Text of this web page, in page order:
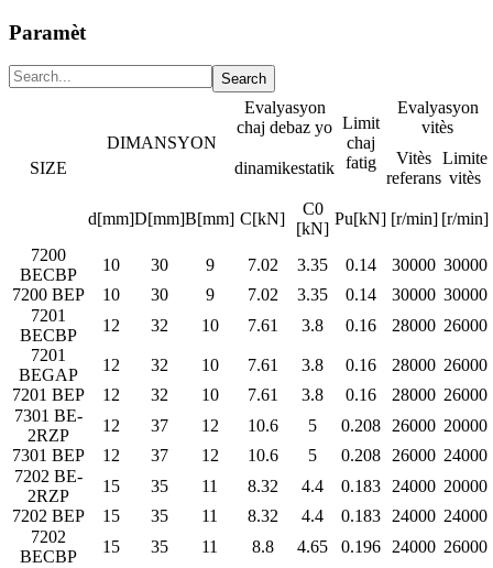
Paramèt
SIZE
DIMANSYON
Evalyasyon
chaj debaz yo Limit
chaj
fatig
Evalyasyon
vitès
dinamikestatik
Vitès
referans
Limite
vitès
d[mm]D[mm]B[mm] C[kN]
C0
[kN]
Pu[kN] [r/min] [r/min]
7200
BECBP
10 30 9 7.02 3.35 0.14 30000 30000
7200 BEP
10 30 9 7.02 3.35 0.14 30000 30000
7201
BECBP
12 32 10 7.61 3.8 0.16 28000 26000
7201
BEGAP
12 32 10 7.61 3.8 0.16 28000 26000
7201 BEP
12 32 10 7.61 3.8 0.16 28000 26000
7301 BE-
2RZP
12 37 12 10.6 5 0.208 26000 20000
7301 BEP
12 37 12 10.6 5 0.208 26000 24000
7202 BE-
2RZP
15 35 11 8.32 4.4 0.183 24000 20000
7202 BEP
15 35 11 8.32 4.4 0.183 24000 24000
7202
BECBP
15 35 11 8.8 4.65 0.196 24000 26000